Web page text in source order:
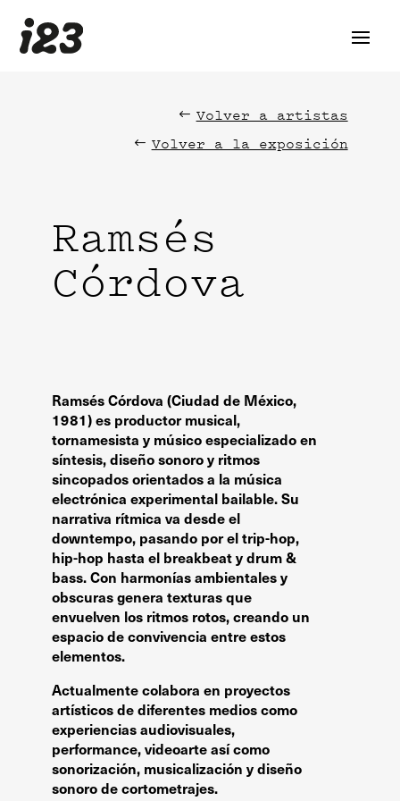
Volver a artistas
Volver a la exposición
Ramsés
Córdova
Ramsés Córdova (Ciudad de México,
1981) es productor musical,
tornamesista y músico especializado en
síntesis, diseño sonoro y ritmos
sincopados orientados a la música
electrónica experimental bailable. Su
narrativa rítmica va desde el
downtempo, pasando por el trip-hop,
hip-hop hasta el breakbeat y drum &
bass. Con harmonías ambientales y
obscuras genera texturas que
envuelven los ritmos rotos, creando un
espacio de convivencia entre estos
elementos.
Actualmente colabora en proyectos
artísticos de diferentes medios como
experiencias audiovisuales,
performance, videoarte así como
sonorización, musicalización y diseño
sonoro de cortometrajes.